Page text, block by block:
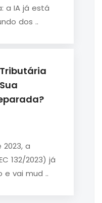
a IA já está
dos ..
a
132/2023) já
vai mud ..